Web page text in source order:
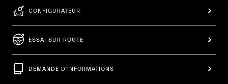
CONFIGURATEUR
ESSAI SUR ROUTE
DEMANDE D'INFORMATIONS